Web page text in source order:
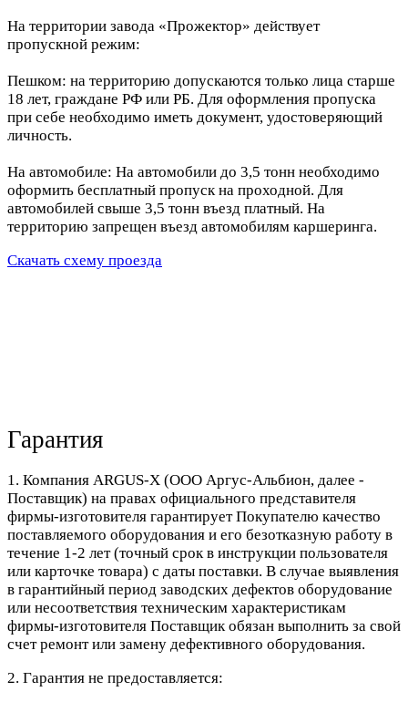
На территории завода «Прожектор» действует
пропускной режим:
Пешком: на территорию допускаются только лица старше
18 лет, граждане РФ или РБ. Для оформления пропуска
при себе необходимо иметь документ, удостоверяющий
личность.
На автомобиле: На автомобили до 3,5 тонн необходимо
оформить бесплатный пропуск на проходной. Для
автомобилей свыше 3,5 тонн въезд платный. На
территорию запрещен въезд автомобилям каршеринга.
Скачать схему проезда
Гарантия
1. Компания ARGUS-X (ООО Аргус-Альбион, далее -
Поставщик) на правах официального представителя
фирмы-изготовителя гарантирует Покупателю качество
поставляемого оборудования и его безотказную работу в
течение 1-2 лет (точный срок в инструкции пользователя
или карточке товара) с даты поставки. В случае выявления
в гарантийный период заводских дефектов оборудование
или несоответствия техническим характеристикам
фирмы-изготовителя Поставщик обязан выполнить за свой
счет ремонт или замену дефективного оборудования.
2. Гарантия не предоставляется: